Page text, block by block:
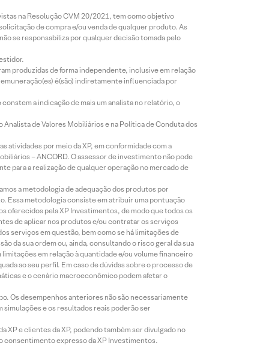
na Resolução CVM 20/2021, tem como objetivo
de compra e/ou venda de qualquer produto. As
se responsabiliza por qualquer decisão tomada pelo
produzidas de forma independente, inclusive em relação
é(são) indiretamente influenciada por
a indicação de mais um analista no relatório, o
de Valores Mobiliários e na Política de Conduta dos
atividades por meio da XP, em conformidade com a
– ANCORD. O assessor de investimento não pode
para a realização de qualquer operação no mercado de
a metodologia de adequação dos produtos por
Essa metodologia consiste em atribuir uma pontuação
oferecidos pela XP Investimentos, de modo que todos os
de aplicar nos produtos e/ou contratar os serviços
serviços em questão, bem como se há limitações de
da sua ordem ou, ainda, consultando o risco geral da sua
em relação à quantidade e/ou volume financeiro
ao seu perfil. Em caso de dúvidas sobre o processo de
e o cenário macroeconômico podem afetar o
Os desempenhos anteriores não são necessariamente
e os resultados reais poderão ser
e clientes da XP, podendo também ser divulgado no
consentimento expresso da XP Investimentos.